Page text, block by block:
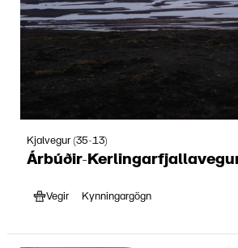
Kjalvegur (35-13)
Árbúðir-
Vegir Kynningargögn